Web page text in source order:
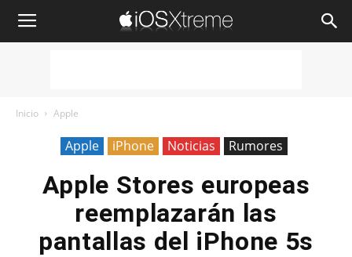
iOSXtreme
Inicio Apple
Apple iPhone Noticias Rumores
Apple Stores europeas
reemplazarán las
pantallas del iPhone 5s